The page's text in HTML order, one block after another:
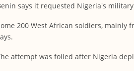
says it requested Nigeria's
200 West African soldiers,
attempt was foiled after Nigeria